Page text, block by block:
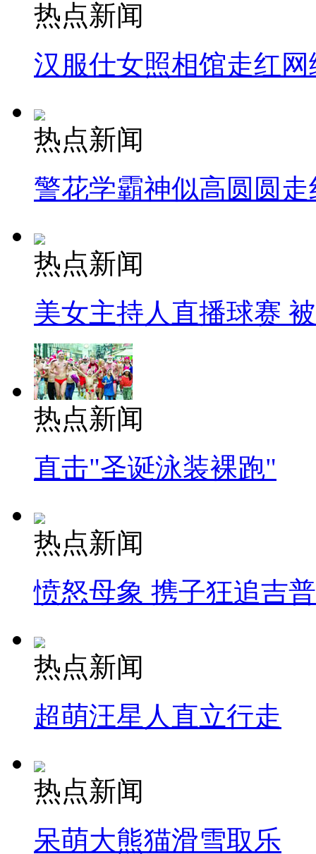
热点新闻
汉服仕女照相馆走红网
热点新闻
警花学霸神似高圆圆走
热点新闻
美女主持人直播球赛
热点新闻
直击"圣诞泳装裸跑"
热点新闻
愤怒母象 携子狂追吉
热点新闻
超萌汪星人直立行走
热点新闻
呆萌大熊猫滑雪取乐